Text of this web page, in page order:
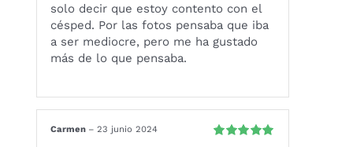
solo decir que estoy contento con el
césped. Por las fotos pensaba que iba
a ser mediocre, pero me ha gustado
más de lo que pensaba.
Carmen – 23 junio 2024